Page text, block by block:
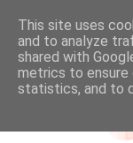
MENU
This site uses
and to analyze
shared with
metrics to ensure
statistics, and to